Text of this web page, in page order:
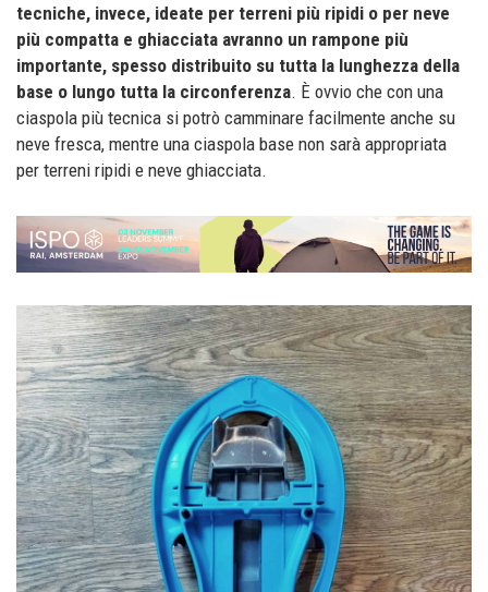
tecniche, invece, ideate per terreni più ripidi o per neve
più compatta e ghiacciata avranno un rampone più
importante, spesso distribuito su tutta la lunghezza della
base o lungo tutta la circonferenza. È ovvio che con una
ciaspola più tecnica si potrò camminare facilmente anche su
neve fresca, mentre una ciaspola base non sarà appropriata
per terreni ripidi e neve ghiacciata.